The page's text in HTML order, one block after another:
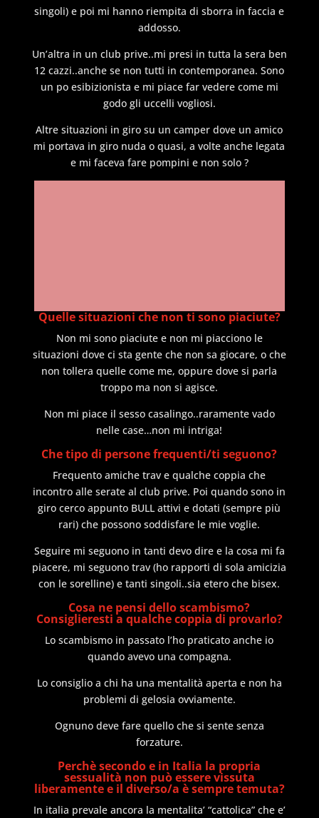
singoli) e poi mi hanno riempita di sborra in faccia e
addosso.
Un’altra in un club prive..mi presi in tutta la sera ben
12 cazzi..anche se non tutti in contemporanea. Sono
un po esibizionista e mi piace far vedere come mi
godo gli uccelli vogliosi.
Altre situazioni in giro su un camper dove un amico
mi portava in giro nuda o quasi, a volte anche legata
e mi faceva fare pompini e non solo ?
Quelle situazioni che non ti sono piaciute?
Non mi sono piaciute e non mi piacciono le
situazioni dove ci sta gente che non sa giocare, o che
non tollera quelle come me, oppure dove si parla
troppo ma non si agisce.
Non mi piace il sesso casalingo..raramente vado
nelle case…non mi intriga!
Che tipo di persone frequenti/ti seguono?
Frequento amiche trav e qualche coppia che
incontro alle serate al club prive. Poi quando sono in
giro cerco appunto BULL attivi e dotati (sempre più
rari) che possono soddisfare le mie voglie.
Seguire mi seguono in tanti devo dire e la cosa mi fa
piacere, mi seguono trav (ho rapporti di sola amicizia
con le sorelline) e tanti singoli..sia etero che bisex.
Cosa ne pensi dello scambismo?
Consiglieresti a qualche coppia di provarlo?
Lo scambismo in passato l’ho praticato anche io
quando avevo una compagna.
Lo consiglio a chi ha una mentalità aperta e non ha
problemi di gelosia ovviamente.
Ognuno deve fare quello che si sente senza
forzature.
Perchè secondo e in Italia la propria
sessualità non può essere vissuta
liberamente e il diverso/a è sempre temuta?
In italia prevale ancora la mentalita’ “cattolica” che e’